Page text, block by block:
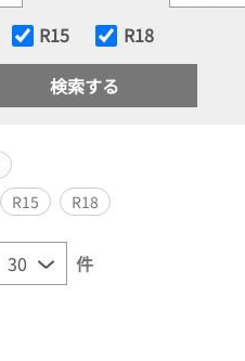
R15 R18
R15 R18
件